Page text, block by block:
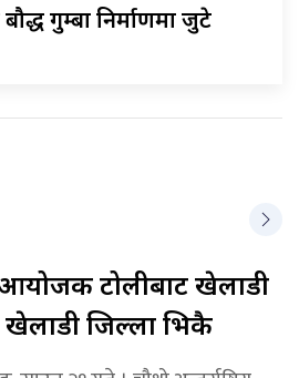
बौद्ध गुम्बा निर्माणमा जुटे
टोलीबाट खेलाडी
जिल्ला भित्रकै